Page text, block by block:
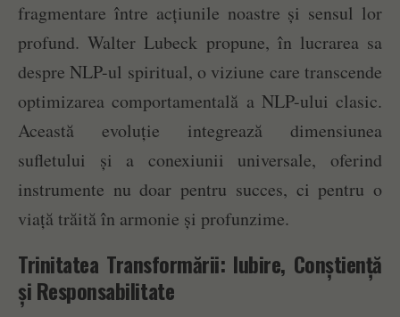
fragmentare între acțiunile noastre și sensul lor
profund. Walter Lubeck propune, în lucrarea sa
despre NLP-ul spiritual, o viziune care transcende
optimizarea comportamentală a NLP-ului clasic.
Această evoluție integrează dimensiunea
sufletului și a conexiunii universale, oferind
instrumente nu doar pentru succes, ci pentru o
viață trăită în armonie și profunzime.
Trinitatea Transformării: Iubire, Conștiență
și Responsabilitate